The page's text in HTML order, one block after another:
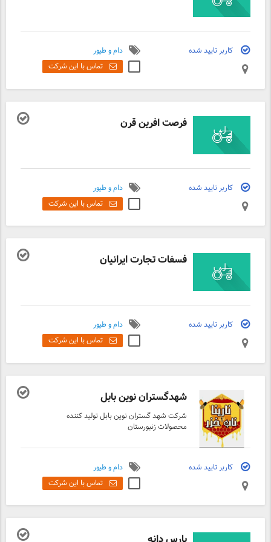
کاربر تایید شده
دام و طیور
تماس با این شرکت
فرصت افرین قرن
کاربر تایید شده
دام و طیور
تماس با این شرکت
فسفات تجارت ایرانیان
کاربر تایید شده
دام و طیور
تماس با این شرکت
شهدگستران نوین بابل
شرکت شهد گستران نوین بابل تولید کننده
محصولات زنبورستان
کاربر تایید شده
دام و طیور
تماس با این شرکت